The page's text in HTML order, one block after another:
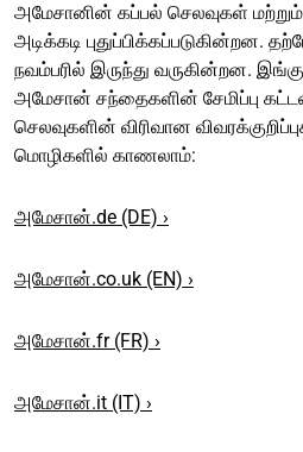
அமேசானின் கப்பல் செலவுகள்
அடிக்கடி புதுப்பிக்கப்படுகின்றன.
நவம்பரில் இருந்து வருகின்றன.
அமேசான் சந்தைகளின் சேமிப்பு
செலவுகளின் விரிவான
மொழிகளில் காணலாம்:
அமேசான்.de (DE) ›
அமேசான்.co.uk (EN) ›
அமேசான்.fr (FR) ›
அமேசான்.it (IT) ›